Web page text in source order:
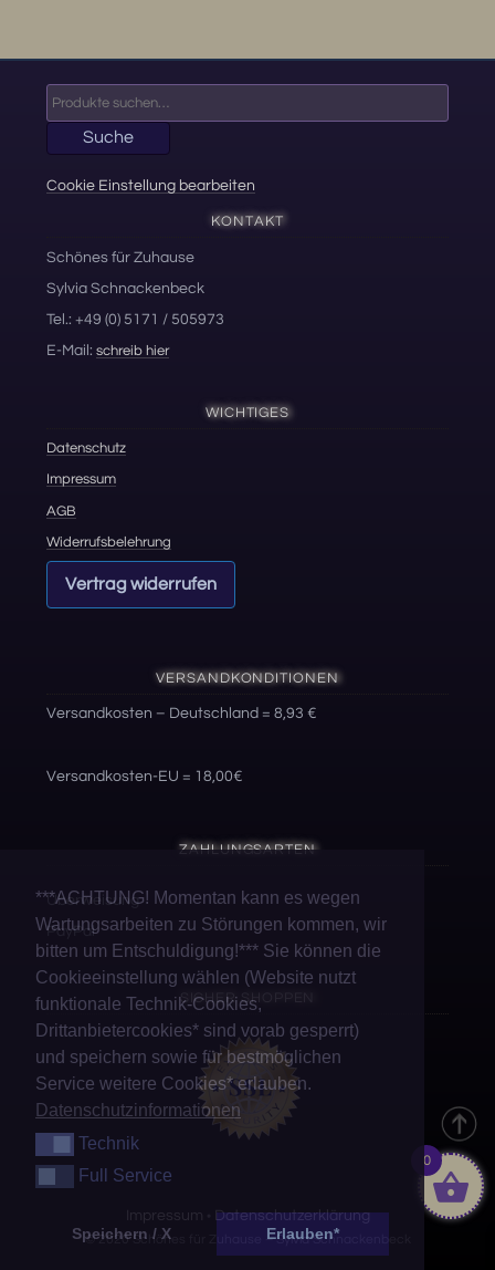
Suche
nach:
Suche
Cookie Einstellung bearbeiten
KONTAKT
Schönes für Zuhause
Sylvia Schnackenbeck
Tel.: +49 (0) 5171 / 505973
E-Mail:schreib hier
WICHTIGES
Datenschutz
Impressum
AGB
Widerrufsbelehrung
Vertrag widerrufen
VERSANDKONDITIONEN
Versandkosten – Deutschland = 8,93 €
Versandkosten-EU = 18,00€
ZAHLUNGSARTEN
Überweisung
PayPal
SICHER SHOPPEN
Impressum Datenschutzerklärung
© 2020 Schönes für Zuhause – Sylvia Schnackenbeck
0
***ACHTUNG! Momentan kann es wegen
Wartungsarbeiten zu Störungen kommen, wir
bitten um Entschuldigung!*** Sie können die
Cookieeinstellung wählen (Website nutzt
funktionale Technik-Cookies,
Drittanbietercookies* sind vorab gesperrt)
und speichern sowie für bestmöglichen
Service weitere Cookies* erlauben.
Datenschutzinformationen
TechnikTechnik
Full ServiceFull Service
Speichern / X Erlauben*